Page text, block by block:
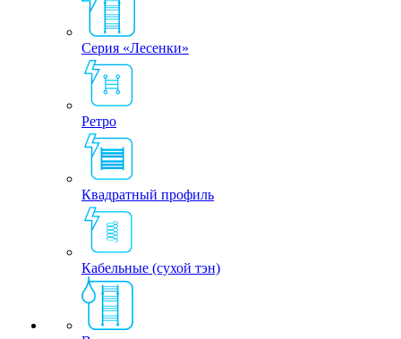
Серия «Лесенки»
Ретро
Квадратный профиль
Кабельные (сухой тэн)